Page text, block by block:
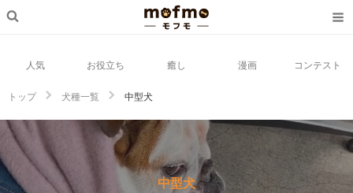
人気 お役立ち 癒し 漫画 コンテスト
トップ 犬種一覧 中型犬
中型犬